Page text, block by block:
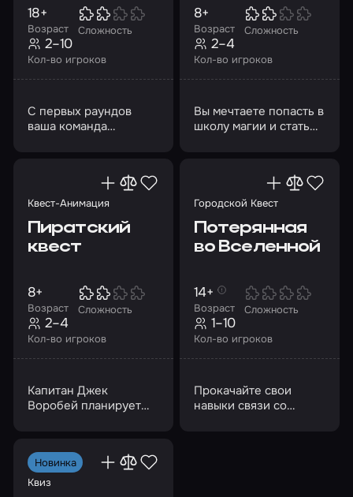
Возраст
18+
Сложность
Кол-во игроков
2–10
С первых раундов
ваша команда
Возраст
8+
Сложность
Кол-во игроков
2–4
Вы мечтаете попасть в
школу магии и стать
Квест-Анимация
Пиратский
квест
Возраст
8+
Сложность
Кол-во игроков
2–4
Капитан Джек
Воробей планирует
этого нужна команда
Городской Квест
Потерянная
во Вселенной
Возраст
14+
Сложность
Кол-во игроков
1–10
Прокачайте свои
навыки связи со
Новинка
Квиз